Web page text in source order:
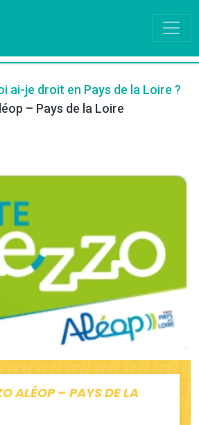
ai-je droit en Pays de la Loire ?
– Pays de la Loire
ALÉOP – PAYS DE LA